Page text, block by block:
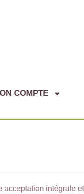
COMPTE
acceptation intégrale